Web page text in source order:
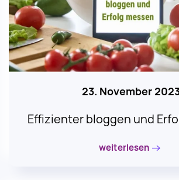
23. November
Effizienter bloggen und
weiterlesen